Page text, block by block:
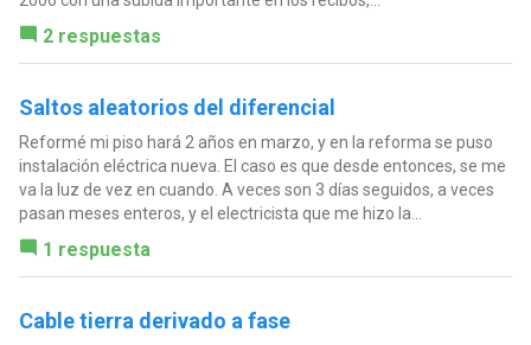
2 respuestas
Saltos aleatorios del diferencial
Reformé mi piso hará 2 años en marzo, y en la reforma se puso
instalación eléctrica nueva. El caso es que desde entonces, se me
va la luz de vez en cuando. A veces son 3 días seguidos, a veces
pasan meses enteros, y el electricista que me hizo la...
1 respuesta
Cable tierra derivado a fase